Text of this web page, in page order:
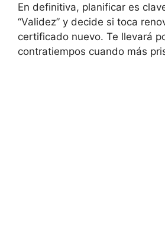
En definitiva, planificar es
“Validez” y decide si toca
certificado nuevo. Te llevará
contratiempos cuando más